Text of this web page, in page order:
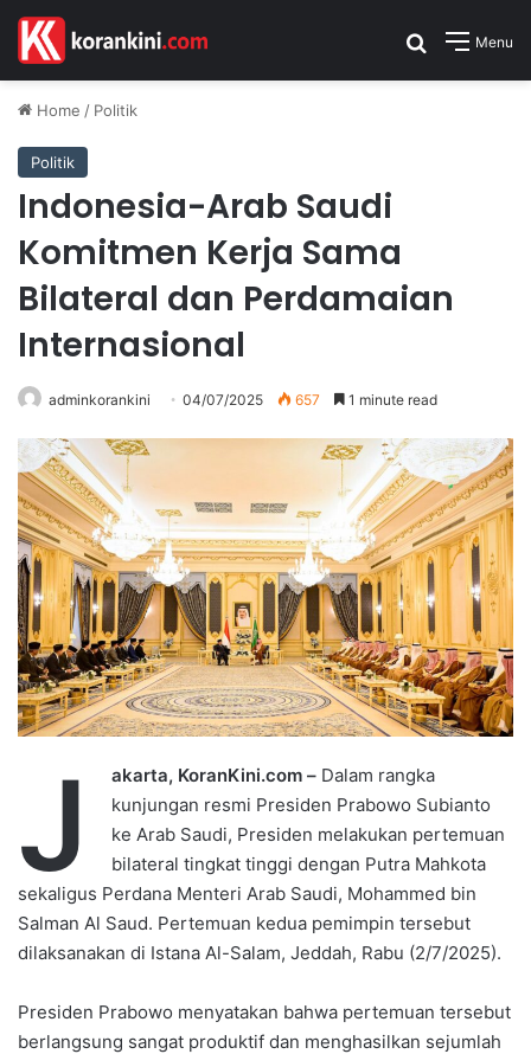
Menu
Search for
Home / Politik
Politik
Indonesia-Arab Saudi
Komitmen Kerja Sama
Bilateral dan Perdamaian
Internasional
adminkorankini 04/07/2025 657 1 minute read
J akarta, KoranKini.com – Dalam rangka
kunjungan resmi Presiden Prabowo Subianto
ke Arab Saudi, Presiden melakukan pertemuan
bilateral tingkat tinggi dengan Putra Mahkota
sekaligus Perdana Menteri Arab Saudi, Mohammed bin
Salman Al Saud. Pertemuan kedua pemimpin tersebut
dilaksanakan di Istana Al-Salam, Jeddah, Rabu (2/7/2025).
Presiden Prabowo menyatakan bahwa pertemuan tersebut
berlangsung sangat produktif dan menghasilkan sejumlah